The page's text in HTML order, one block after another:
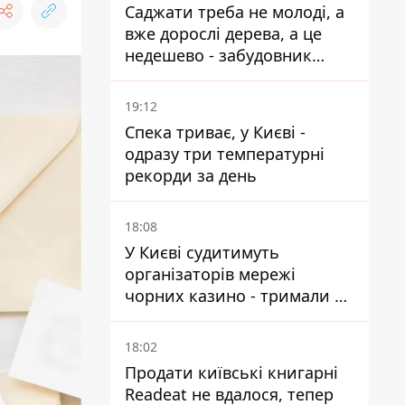
Саджати треба не молоді, а
вже дорослі дерева, а це
недешево - забудовник
Ніконов
19:12
Спека триває, у Києві -
одразу три температурні
рекорди за день
18:08
У Києві судитимуть
організаторів мережі
чорних казино - тримали 39
закладів
18:02
Продати київські книгарні
Readeat не вдалося, тепер